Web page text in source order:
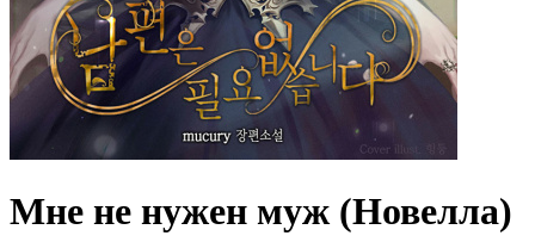
Мне не нужен муж (Новелла)